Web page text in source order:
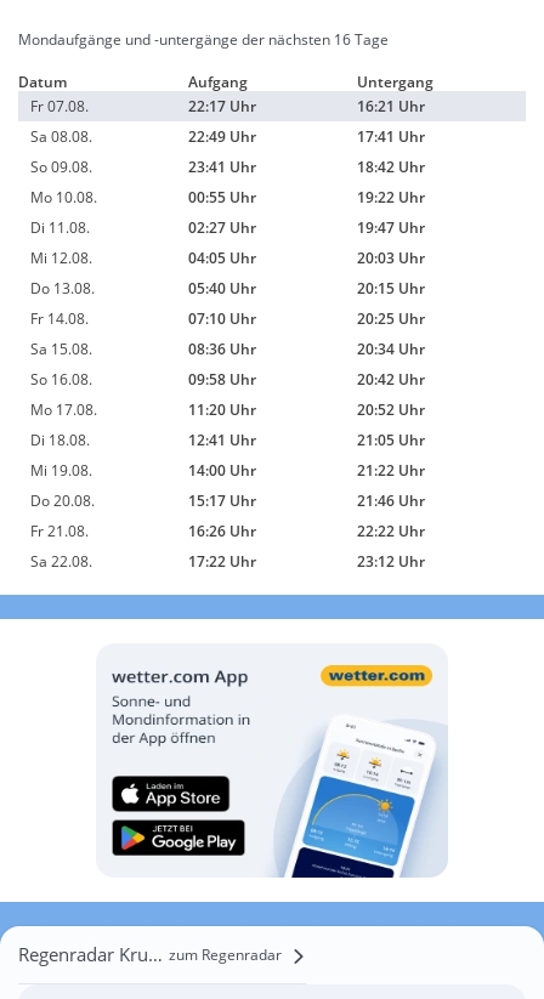
Mondaufgänge und -untergänge der nächsten 16 Tage
Datum Aufgang
Untergang
Fr 07.08.
22:17 Uhr
16:21 Uhr
Sa 08.08.
22:49 Uhr
17:41 Uhr
So 09.08.
23:41 Uhr
18:42 Uhr
Mo 10.08.
00:55 Uhr
19:22 Uhr
Di 11.08.
02:27 Uhr
19:47 Uhr
Mi 12.08.
04:05 Uhr
20:03 Uhr
Do 13.08.
05:40 Uhr
20:15 Uhr
Fr 14.08.
07:10 Uhr
20:25 Uhr
Sa 15.08.
08:36 Uhr
20:34 Uhr
So 16.08.
09:58 Uhr
20:42 Uhr
Mo 17.08.
11:20 Uhr
20:52 Uhr
Di 18.08.
12:41 Uhr
21:05 Uhr
Mi 19.08.
14:00 Uhr
21:22 Uhr
Do 20.08.
15:17 Uhr
21:46 Uhr
Fr 21.08.
16:26 Uhr
22:22 Uhr
Sa 22.08.
17:22 Uhr 23:12 Uhr
Regenradar Krucieniszki zum Regenradar